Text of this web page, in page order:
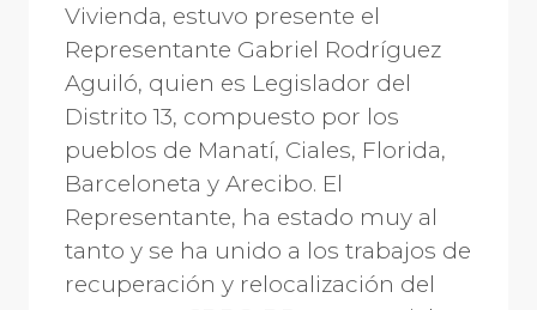
Vivienda, estuvo presente el
Representante Gabriel Rodríguez
Aguiló, quien es Legislador del
Distrito 13, compuesto por los
pueblos de Manatí, Ciales, Florida,
Barceloneta y Arecibo. El
Representante, ha estado muy al
tanto y se ha unido a los trabajos de
recuperación y relocalización del